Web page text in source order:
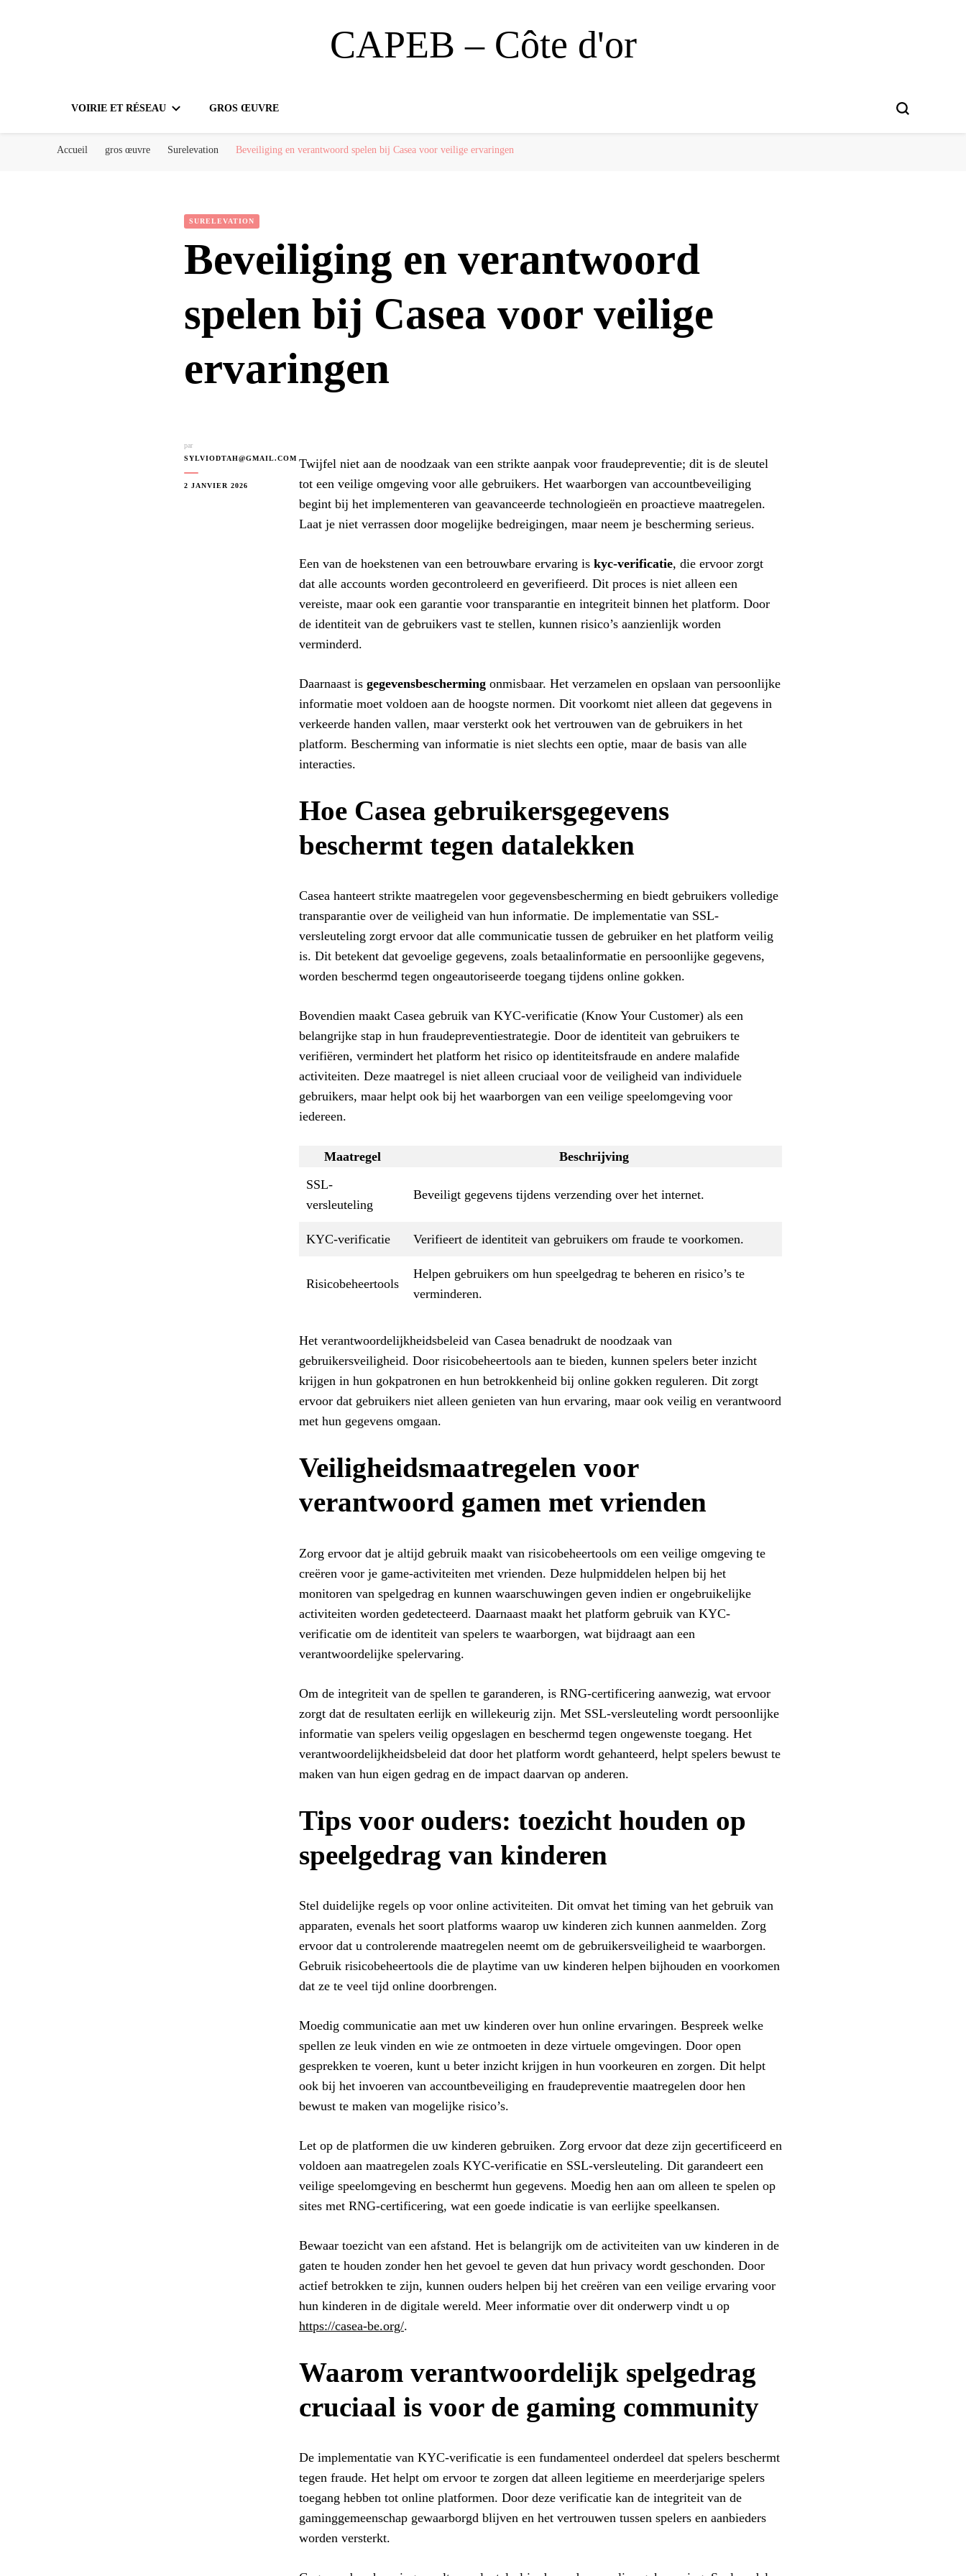
CAPEB – Côte d'or
VOIRIE ET RÉSEAU GROS ŒUVRE
Accueil gros œuvre Surelevation Beveiliging en verantwoord spelen bij Casea voor veilige ervaringen
SURELEVATION
Beveiliging en verantwoord
spelen bij Casea voor veilige
ervaringen
par
SYLVIODTAH@GMAIL.COM
2 JANVIER 2026
Twijfel niet aan de noodzaak van een strikte aanpak voor fraudepreventie; dit is de sleutel
tot een veilige omgeving voor alle gebruikers. Het waarborgen van accountbeveiliging
begint bij het implementeren van geavanceerde technologieën en proactieve maatregelen.
Laat je niet verrassen door mogelijke bedreigingen, maar neem je bescherming serieus.
Een van de hoekstenen van een betrouwbare ervaring is kyc-verificatie, die ervoor zorgt
dat alle accounts worden gecontroleerd en geverifieerd. Dit proces is niet alleen een
vereiste, maar ook een garantie voor transparantie en integriteit binnen het platform. Door
de identiteit van de gebruikers vast te stellen, kunnen risico’s aanzienlijk worden
verminderd.
Daarnaast is gegevensbescherming onmisbaar. Het verzamelen en opslaan van persoonlijke
informatie moet voldoen aan de hoogste normen. Dit voorkomt niet alleen dat gegevens in
verkeerde handen vallen, maar versterkt ook het vertrouwen van de gebruikers in het
platform. Bescherming van informatie is niet slechts een optie, maar de basis van alle
interacties.
Hoe Casea gebruikersgegevens
beschermt tegen datalekken
Casea hanteert strikte maatregelen voor gegevensbescherming en biedt gebruikers volledige
transparantie over de veiligheid van hun informatie. De implementatie van SSL-
versleuteling zorgt ervoor dat alle communicatie tussen de gebruiker en het platform veilig
is. Dit betekent dat gevoelige gegevens, zoals betaalinformatie en persoonlijke gegevens,
worden beschermd tegen ongeautoriseerde toegang tijdens online gokken.
Bovendien maakt Casea gebruik van KYC-verificatie (Know Your Customer) als een
belangrijke stap in hun fraudepreventiestrategie. Door de identiteit van gebruikers te
verifiëren, vermindert het platform het risico op identiteitsfraude en andere malafide
activiteiten. Deze maatregel is niet alleen cruciaal voor de veiligheid van individuele
gebruikers, maar helpt ook bij het waarborgen van een veilige speelomgeving voor
iedereen.
Maatregel
Beschrijving
SSL-
versleuteling
Beveiligt gegevens tijdens verzending over het internet.
KYC-verificatie Verifieert de identiteit van gebruikers om fraude te voorkomen.
Risicobeheertools
Helpen gebruikers om hun speelgedrag te beheren en risico’s te
verminderen.
Het verantwoordelijkheidsbeleid van Casea benadrukt de noodzaak van
gebruikersveiligheid. Door risicobeheertools aan te bieden, kunnen spelers beter inzicht
krijgen in hun gokpatronen en hun betrokkenheid bij online gokken reguleren. Dit zorgt
ervoor dat gebruikers niet alleen genieten van hun ervaring, maar ook veilig en verantwoord
met hun gegevens omgaan.
Veiligheidsmaatregelen voor
verantwoord gamen met vrienden
Zorg ervoor dat je altijd gebruik maakt van risicobeheertools om een veilige omgeving te
creëren voor je game-activiteiten met vrienden. Deze hulpmiddelen helpen bij het
monitoren van spelgedrag en kunnen waarschuwingen geven indien er ongebruikelijke
activiteiten worden gedetecteerd. Daarnaast maakt het platform gebruik van KYC-
verificatie om de identiteit van spelers te waarborgen, wat bijdraagt aan een
verantwoordelijke spelervaring.
Om de integriteit van de spellen te garanderen, is RNG-certificering aanwezig, wat ervoor
zorgt dat de resultaten eerlijk en willekeurig zijn. Met SSL-versleuteling wordt persoonlijke
informatie van spelers veilig opgeslagen en beschermd tegen ongewenste toegang. Het
verantwoordelijkheidsbeleid dat door het platform wordt gehanteerd, helpt spelers bewust te
maken van hun eigen gedrag en de impact daarvan op anderen.
Tips voor ouders: toezicht houden op
speelgedrag van kinderen
Stel duidelijke regels op voor online activiteiten. Dit omvat het timing van het gebruik van
apparaten, evenals het soort platforms waarop uw kinderen zich kunnen aanmelden. Zorg
ervoor dat u controlerende maatregelen neemt om de gebruikersveiligheid te waarborgen.
Gebruik risicobeheertools die de playtime van uw kinderen helpen bijhouden en voorkomen
dat ze te veel tijd online doorbrengen.
Moedig communicatie aan met uw kinderen over hun online ervaringen. Bespreek welke
spellen ze leuk vinden en wie ze ontmoeten in deze virtuele omgevingen. Door open
gesprekken te voeren, kunt u beter inzicht krijgen in hun voorkeuren en zorgen. Dit helpt
ook bij het invoeren van accountbeveiliging en fraudepreventie maatregelen door hen
bewust te maken van mogelijke risico’s.
Let op de platformen die uw kinderen gebruiken. Zorg ervoor dat deze zijn gecertificeerd en
voldoen aan maatregelen zoals KYC-verificatie en SSL-versleuteling. Dit garandeert een
veilige speelomgeving en beschermt hun gegevens. Moedig hen aan om alleen te spelen op
sites met RNG-certificering, wat een goede indicatie is van eerlijke speelkansen.
Bewaar toezicht van een afstand. Het is belangrijk om de activiteiten van uw kinderen in de
gaten te houden zonder hen het gevoel te geven dat hun privacy wordt geschonden. Door
actief betrokken te zijn, kunnen ouders helpen bij het creëren van een veilige ervaring voor
hun kinderen in de digitale wereld. Meer informatie over dit onderwerp vindt u op
https://casea-be.org/.
Waarom verantwoordelijk spelgedrag
cruciaal is voor de gaming community
De implementatie van KYC-verificatie is een fundamenteel onderdeel dat spelers beschermt
tegen fraude. Het helpt om ervoor te zorgen dat alleen legitieme en meerderjarige spelers
toegang hebben tot online platformen. Door deze verificatie kan de integriteit van de
gaminggemeenschap gewaarborgd blijven en het vertrouwen tussen spelers en aanbieders
worden versterkt.